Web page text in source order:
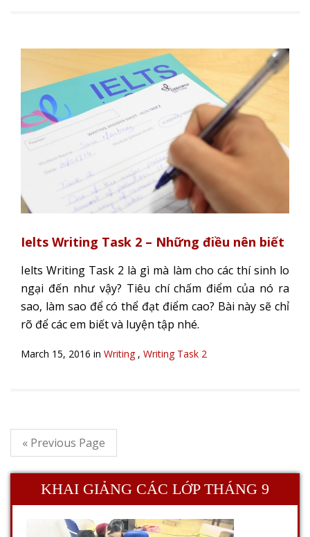
Ielts Writing Task 2 – Những điều nên biết
Ielts Writing Task 2 là gì mà làm cho các thí sinh lo
ngại đến như vậy? Tiêu chí chấm điểm của nó ra
sao, làm sao để có thể đạt điểm cao? Bài này sẽ chỉ
rõ để các em biết và luyện tập nhé.
March 15, 2016 in Writing, Writing Task 2
« Previous Page
KHAI GIẢNG CÁC LỚP THÁNG 9